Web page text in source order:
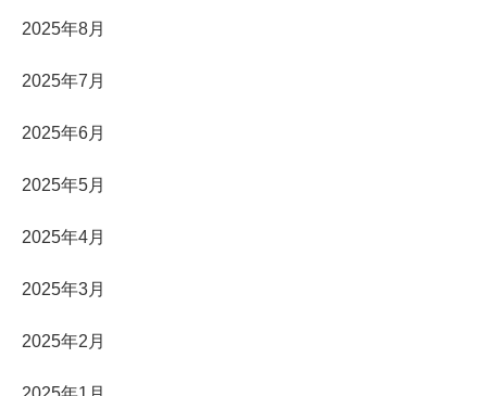
2025年8月
2025年7月
2025年6月
2025年5月
2025年4月
2025年3月
2025年2月